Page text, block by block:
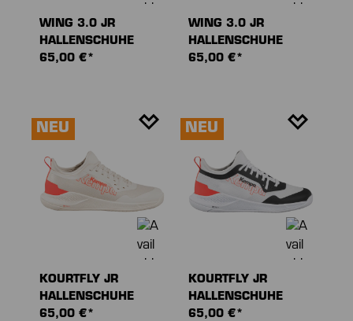
WING 3.0 JR
HALLENSCHUHE
65,00 €*
WING 3.0 JR
HALLENSCHUHE
65,00 €*
NEU
KOURTFLY JR
HALLENSCHUHE
65,00 €*
NEU
KOURTFLY JR
HALLENSCHUHE
65,00 €*